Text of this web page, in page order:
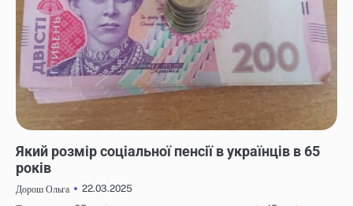
Який розмір соціальної пенсії в українців в 65
років
Дорош Ольга
22.03.2025